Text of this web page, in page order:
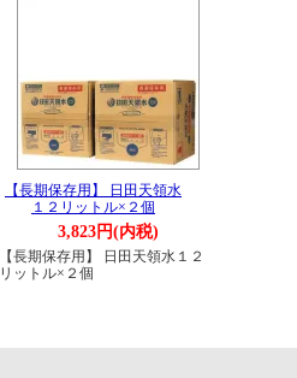
【長期保存用】 日田天領水
１２リットル×２個
3,823円(内税)
【長期保存用】 日田天領水１２
リットル×２個